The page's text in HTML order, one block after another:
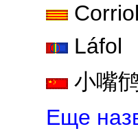
Láfol
小嘴
Еще